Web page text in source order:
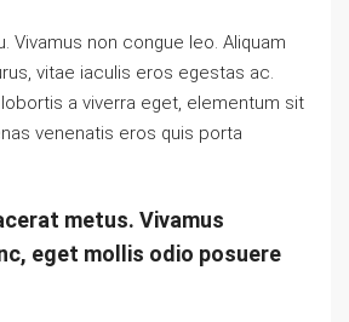
Vivamus non congue leo. Aliquam
vitae iaculis eros egestas ac.
a viverra eget, elementum sit
venenatis eros quis porta
metus. Vivamus
eget mollis odio posuere